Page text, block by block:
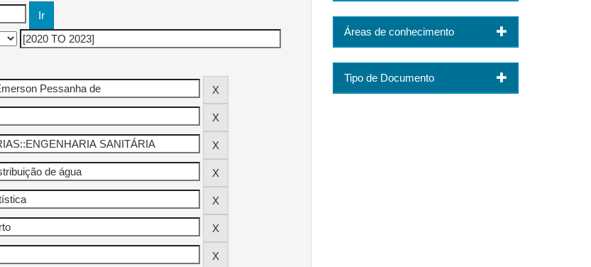
Áreas de conhecimento
Tipo de Documento